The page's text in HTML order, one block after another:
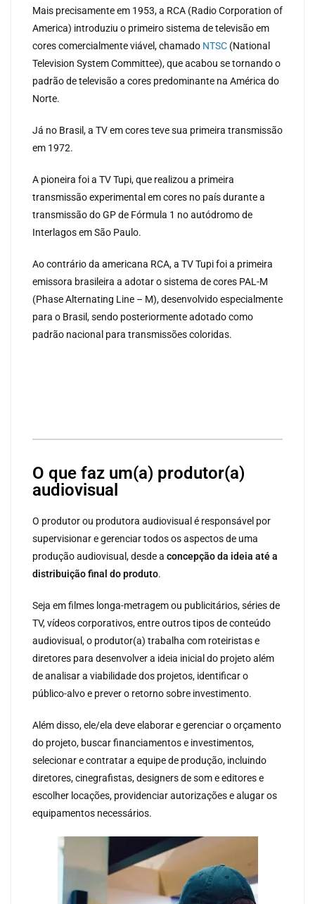
Mais precisamente em 1953, a RCA (Radio Corporation of
America) introduziu o primeiro sistema de televisão em
cores comercialmente viável, chamado NTSC (National
Television System Committee), que acabou se tornando o
padrão de televisão a cores predominante na América do
Norte.
Já no Brasil, a TV em cores teve sua primeira transmissão
em 1972.
A pioneira foi a TV Tupi, que realizou a primeira
transmissão experimental em cores no país durante a
transmissão do GP de Fórmula 1 no autódromo de
Interlagos em São Paulo.
Ao contrário da americana RCA, a TV Tupi foi a primeira
emissora brasileira a adotar o sistema de cores PAL-M
(Phase Alternating Line – M), desenvolvido especialmente
para o Brasil, sendo posteriormente adotado como
padrão nacional para transmissões coloridas.
O que faz um(a) produtor(a)
audiovisual
O produtor ou produtora audiovisual é responsável por
supervisionar e gerenciar todos os aspectos de uma
produção audiovisual, desde a concepção da ideia até a
distribuição final do produto.
Seja em filmes longa-metragem ou publicitários, séries de
TV, vídeos corporativos, entre outros tipos de conteúdo
audiovisual, o produtor(a) trabalha com roteiristas e
diretores para desenvolver a ideia inicial do projeto além
de analisar a viabilidade dos projetos, identificar o
público-alvo e prever o retorno sobre investimento.
Além disso, ele/ela deve elaborar e gerenciar o orçamento
do projeto, buscar financiamentos e investimentos,
selecionar e contratar a equipe de produção, incluindo
diretores, cinegrafistas, designers de som e editores e
escolher locações, providenciar autorizações e alugar os
equipamentos necessários.